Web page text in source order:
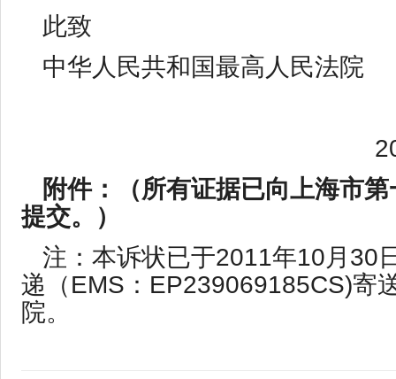
此致
中华人民共和国最高人民法院
附件：（所有证据已向上海市
提交。）
注：本诉状已于2011年10月30
递（EMS：EP239069185CS)寄
院。